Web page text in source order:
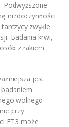
Podwyższone
niedoczynności
zwykle
Badania krwi,
z rakiem
jest
wolnego
przy
FT3 może